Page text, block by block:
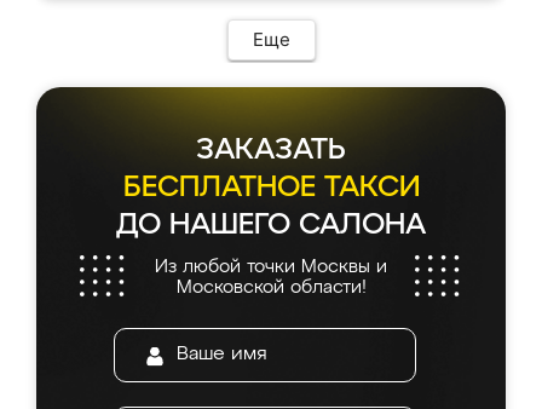
Еще
ЗАКАЗАТЬ
БЕСПЛАТНОЕ ТАКСИ
ДО НАШЕГО САЛОНА
Из любой точки Москвы и
Московской области!